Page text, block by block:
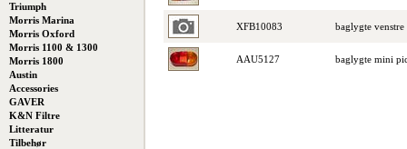
Triumph
Morris Marina
Morris Oxford
Morris 1100 & 1300
Morris 1800
Austin
Accessories
GAVER
K&N Filtre
Litteratur
Tilbehør
XFB10083 baglygte
AAU5127 baglygte mini